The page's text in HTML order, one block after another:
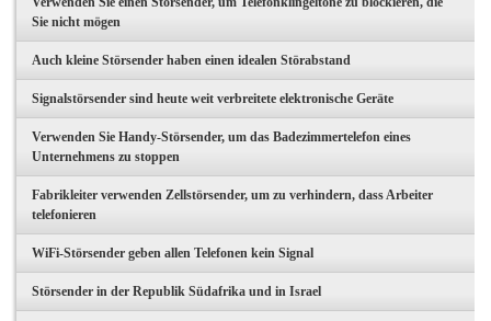
Sie nicht mögen
Auch kleine Störsender haben einen idealen Störabstand
Signalstörsender sind heute weit verbreitete elektronische Geräte
Verwenden Sie Handy-Störsender, um das Badezimmertelefon eines
Unternehmens zu stoppen
Fabrikleiter verwenden Zellstörsender, um zu verhindern, dass Arbeiter
telefonieren
WiFi-Störsender geben allen Telefonen kein Signal
Störsender in der Republik Südafrika und in Israel